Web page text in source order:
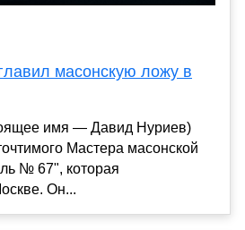
масонскую ложу в
имя — Давид Нуриев)
Мастера масонской
№ 67", которая
Он...